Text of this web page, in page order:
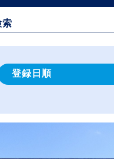
索
登録⽇順
（⾼卒の給与を基準）